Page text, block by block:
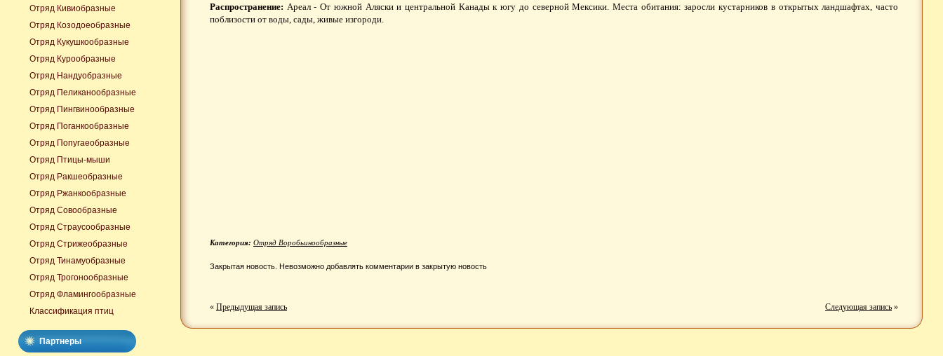
Распространение: Ареал - От южной Аляски и центральной Канады к югу до северной Мексики. Места обитания: заросли кустарников в открытых ландшафтах, часто
поблизости от воды, сады, живые изгороди.
Категория: Отряд Воробьинообразные
Закрытая новость. Невозможно добавлять комментарии в закрытую новость
« Предыдущая запись Следующая запись »
Отряд Кивиобразные
Отряд Козодоеобразные
Отряд Кукушкообразные
Отряд Курообразные
Отряд Нандуобразные
Отряд Пеликанообразные
Отряд Пингвинообразные
Отряд Поганкообразные
Отряд Попугаеобразные
Отряд Птицы-мыши
Отряд Ракшеобразные
Отряд Ржанкообразные
Отряд Совообразные
Отряд Страусообразные
Отряд Стрижеобразные
Отряд Тинамуобразные
Отряд Трогонообразные
Отряд Фламингообразные
Классификация птиц
Партнеры